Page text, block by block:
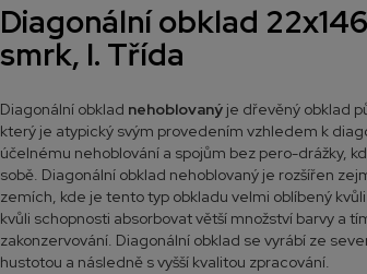
Diagonální obklad
smrk, I. Třída
Diagonální obklad nehoblovaný je dřevěný obklad
který je atypický svým provedením vzhledem k
účelnému nehoblování a spojům bez pero-drážky,
sobě. Diagonální obklad nehoblovaný je rozšířen
zemích, kde je tento typ obkladu velmi oblíbený
kvůli schopnosti absorbovat větší množství barvy a
zakonzervování. Diagonální obklad se vyrábí ze
hustotou a následně s vyšší kvalitou zpracování.